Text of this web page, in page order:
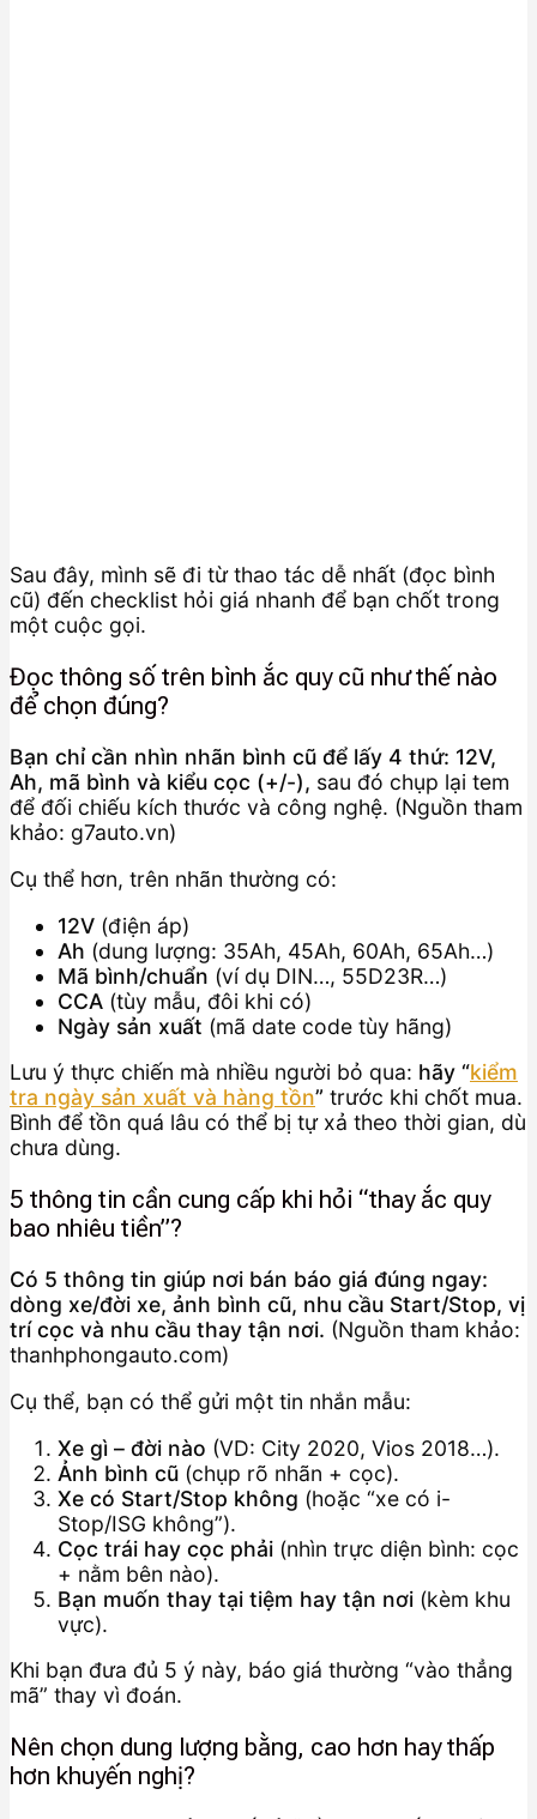
Sau đây, mình sẽ đi từ thao tác dễ nhất (đọc bình
cũ) đến checklist hỏi giá nhanh để bạn chốt trong
một cuộc gọi.
Đọc thông số trên bình ắc quy cũ như thế nào
để chọn đúng?
Bạn chỉ cần nhìn nhãn bình cũ để lấy 4 thứ: 12V,
Ah, mã bình và kiểu cọc (+/-), sau đó chụp lại tem
để đối chiếu kích thước và công nghệ. (Nguồn tham
khảo: g7auto.vn)
Cụ thể hơn, trên nhãn thường có:
12V (điện áp)
Ah (dung lượng: 35Ah, 45Ah, 60Ah, 65Ah…)
Mã bình/chuẩn (ví dụ DIN…, 55D23R…)
CCA (tùy mẫu, đôi khi có)
Ngày sản xuất (mã date code tùy hãng)
Lưu ý thực chiến mà nhiều người bỏ qua: hãy “kiểm
tra ngày sản xuất và hàng tồn” trước khi chốt mua.
Bình để tồn quá lâu có thể bị tự xả theo thời gian, dù
chưa dùng.
5 thông tin cần cung cấp khi hỏi “thay ắc quy
bao nhiêu tiền”?
Có 5 thông tin giúp nơi bán báo giá đúng ngay:
dòng xe/đời xe, ảnh bình cũ, nhu cầu Start/Stop, vị
trí cọc và nhu cầu thay tận nơi. (Nguồn tham khảo:
thanhphongauto.com)
Cụ thể, bạn có thể gửi một tin nhắn mẫu:
Xe gì – đời nào (VD: City 2020, Vios 2018…).
Ảnh bình cũ (chụp rõ nhãn + cọc).
Xe có Start/Stop không (hoặc “xe có i-
Stop/ISG không”).
Cọc trái hay cọc phải (nhìn trực diện bình: cọc
+ nằm bên nào).
Bạn muốn thay tại tiệm hay tận nơi (kèm khu
vực).
Khi bạn đưa đủ 5 ý này, báo giá thường “vào thẳng
mã” thay vì đoán.
Nên chọn dung lượng bằng, cao hơn hay thấp
hơn khuyến nghị?